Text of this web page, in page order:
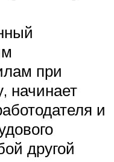
при
начинает
и
другой